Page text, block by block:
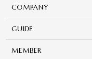
COMPANY
GUIDE
MEMBER